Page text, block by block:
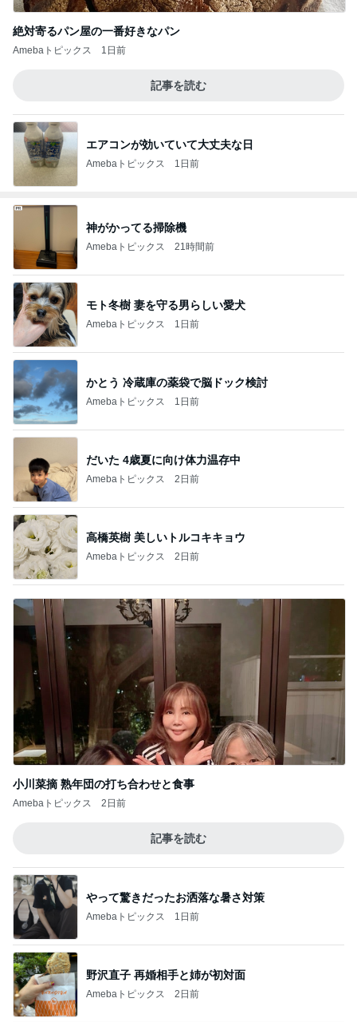
絶対寄るパン屋の一番好きなパン
Amebaトピックス 1日前
記事を読む
エアコンが効いていて大丈夫な日
Amebaトピックス 1日前
神がかってる掃除機
Amebaトピックス 21時間前
モト冬樹 妻を守る男らしい愛犬
Amebaトピックス 1日前
かとう 冷蔵庫の薬袋で脳ドック検討
Amebaトピックス 1日前
だいた 4歳夏に向け体力温存中
Amebaトピックス 2日前
高橋英樹 美しいトルコキキョウ
Amebaトピックス 2日前
小川菜摘 熟年団の打ち合わせと食事
Amebaトピックス 2日前
記事を読む
やって驚きだったお洒落な暑さ対策
Amebaトピックス 1日前
野沢直子 再婚相手と姉が初対面
Amebaトピックス 2日前